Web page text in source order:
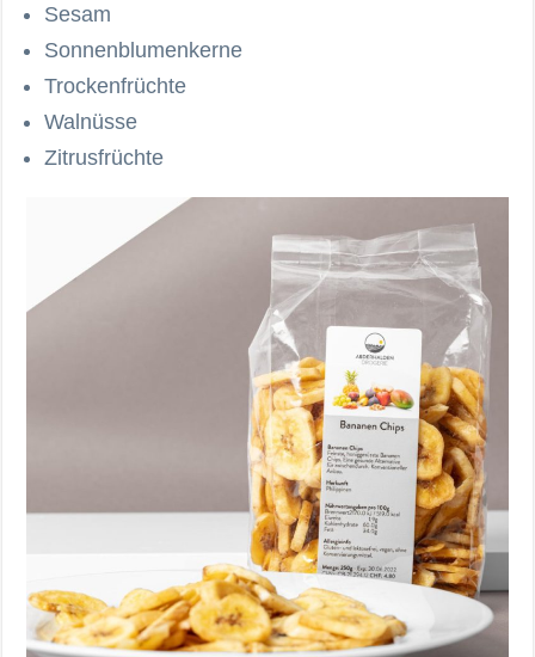
Sesam
Sonnenblumenkerne
Trockenfrüchte
Walnüsse
Zitrusfrüchte